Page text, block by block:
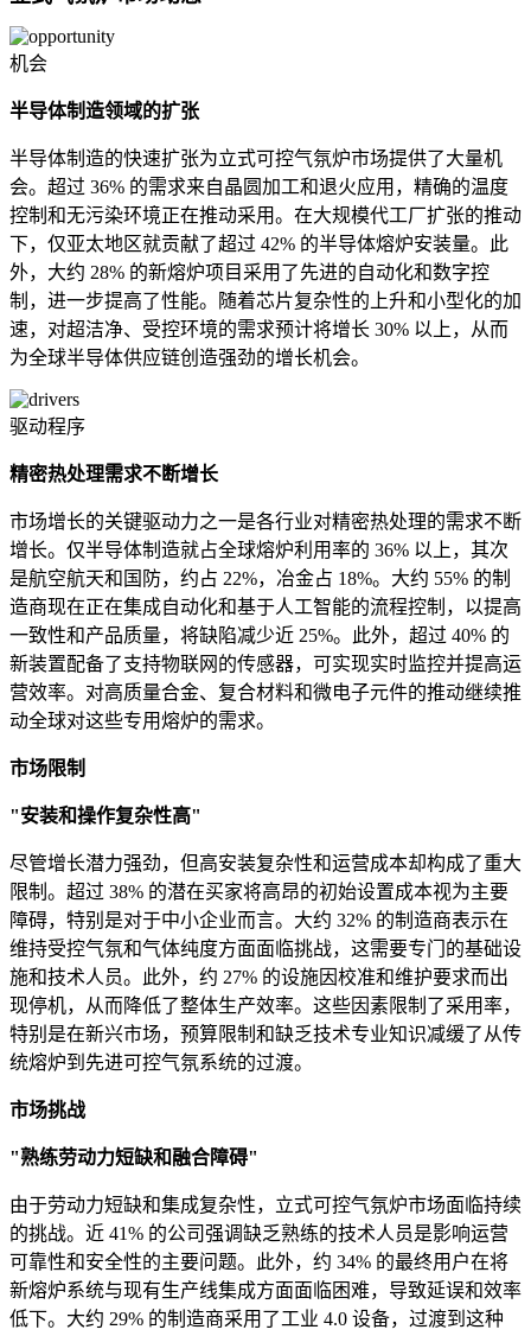
机会
半导体制造领域的扩张
半导体制造的快速扩张为立式可控气氛炉市场提供了大量机
会。超过 36% 的需求来自晶圆加工和退火应用，精确的温度
控制和无污染环境正在推动采用。在大规模代工厂扩张的推动
下，仅亚太地区就贡献了超过 42% 的半导体熔炉安装量。此
外，大约 28% 的新熔炉项目采用了先进的自动化和数字控
制，进一步提高了性能。随着芯片复杂性的上升和小型化的加
速，对超洁净、受控环境的需求预计将增长 30% 以上，从而
为全球半导体供应链创造强劲的增长机会。
驱动程序
精密热处理需求不断增长
市场增长的关键驱动力之一是各行业对精密热处理的需求不断
增长。仅半导体制造就占全球熔炉利用率的 36% 以上，其次
是航空航天和国防，约占 22%，冶金占 18%。大约 55% 的制
造商现在正在集成自动化和基于人工智能的流程控制，以提高
一致性和产品质量，将缺陷减少近 25%。此外，超过 40% 的
新装置配备了支持物联网的传感器，可实现实时监控并提高运
营效率。对高质量合金、复合材料和微电子元件的推动继续推
动全球对这些专用熔炉的需求。
市场限制
"安装和操作复杂性高"
尽管增长潜力强劲，但高安装复杂性和运营成本却构成了重大
限制。超过 38% 的潜在买家将高昂的初始设置成本视为主要
障碍，特别是对于中小企业而言。大约 32% 的制造商表示在
维持受控气氛和气体纯度方面面临挑战，这需要专门的基础设
施和技术人员。此外，约 27% 的设施因校准和维护要求而出
现停机，从而降低了整体生产效率。这些因素限制了采用率，
特别是在新兴市场，预算限制和缺乏技术专业知识减缓了从传
统熔炉到先进可控气氛系统的过渡。
市场挑战
"熟练劳动力短缺和融合障碍"
由于劳动力短缺和集成复杂性，立式可控气氛炉市场面临持续
的挑战。近 41% 的公司强调缺乏熟练的技术人员是影响运营
可靠性和安全性的主要问题。此外，约 34% 的最终用户在将
新熔炉系统与现有生产线集成方面面临困难，导致延误和效率
低下。大约 29% 的制造商采用了工业 4.0 设备，过渡到这种